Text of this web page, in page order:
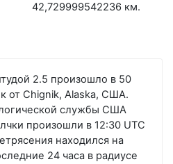
42,729999542236 км.
2.5 произошло в 50
от Chignik, Alaska, США.
службы США
произошли в 12:30 UTC
находился на
24 часа в радиусе